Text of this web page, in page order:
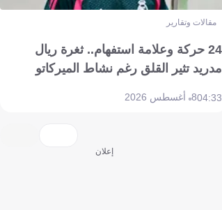
مقالات وتقارير
24 حركة وعلامة استفهام.. ثغرة ريال
مدريد تثير القلق رغم نشاط الميركاتو
04:338 أغسطس 2026
إعلان